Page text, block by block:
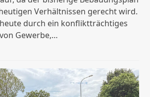
Verhältnissen gerecht wird.
durch ein konfliktträchtiges
Gewerbe,…